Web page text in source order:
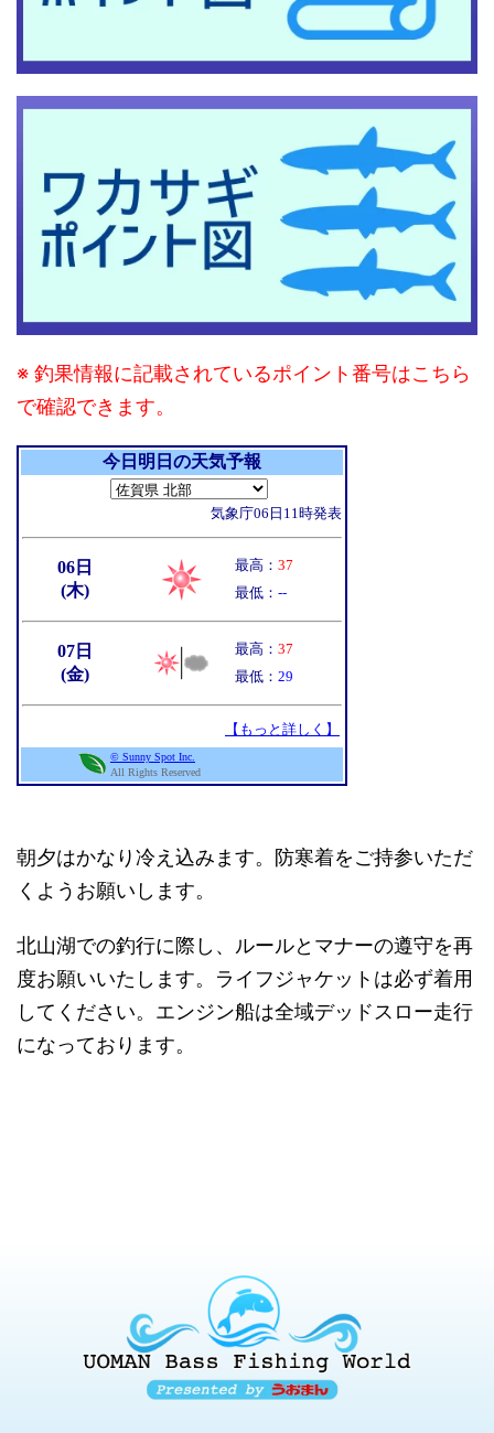
※ 釣果情報に記載されているポイント番号はこちら
で確認できます。
朝夕はかなり冷え込みます。防寒着をご持参いただ
くようお願いします。
北山湖での釣行に際し、ルールとマナーの遵守を再
度お願いいたします。ライフジャケットは必ず着用
してください。エンジン船は全域デッドスロー走行
になっております。